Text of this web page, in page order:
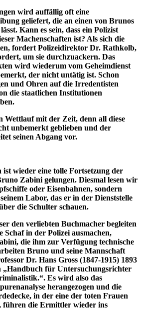
wird auffällig oft eine
geliefert, die an einen von Brunos
Kann es sein, dass ein Polizist
Machenschaften ist? Als sich die
fordert Polizeidirektor Dr. Rathkolb,
um sie durchzuackern. Das
wird wiederum vom Geheimdienst
der nicht untätig ist. Schon
und Ohren auf die Irredentisten
die staatlichen Institutionen
Wettlauf mit der Zeit, denn all diese
unbemerkt geblieben und der
seinen Abgang vor.
wieder eine tolle Fortsetzung der
Zabini gelungen. Diesmal lesen wir
oder Eisenbahnen, sondern
Labor, das er in der Dienststelle
die Schulter schauen.
den verliebten Buchmacher begleiten
Schaf in der Polizei ausmachen,
die ihm zur Verfügung technische
Bruno und seine Mannschaft
Dr. Hans Gross (1847-1915) 1893
„Handbuch für Untersuchungsrichter
Es wird also das
herangezogen und die
in der eine der toten Frauen
führen die Ermittler wieder ins